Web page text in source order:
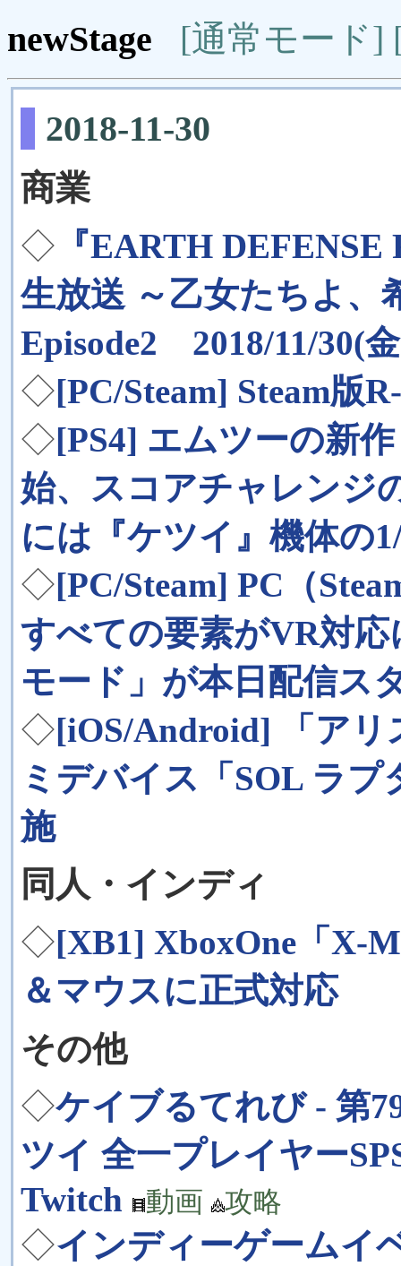
newStage [通常モード]
2018-11-30
商業
◇ 『EARTH
生放送 ～乙女たちよ、
Episode2 2018/11/30(
◇[PC/Steam] Steam版
◇[PS4] エムツーの新
始、スコアチャレンジ
には『ケツイ』機体の
◇[PC/Steam] PC（
すべての要素がVR対
モード」が本日配信ス
◇[iOS/Android] 「アリ
ミデバイス「SOL ラ
施
同人・インディ
◇[XB1] XboxOne「X-
＆マウスに正式対応
その他
◇ケイブるてれび - 第
ツイ 全一プレイヤー
Twitch
動画 攻略
◇インディーゲームイ